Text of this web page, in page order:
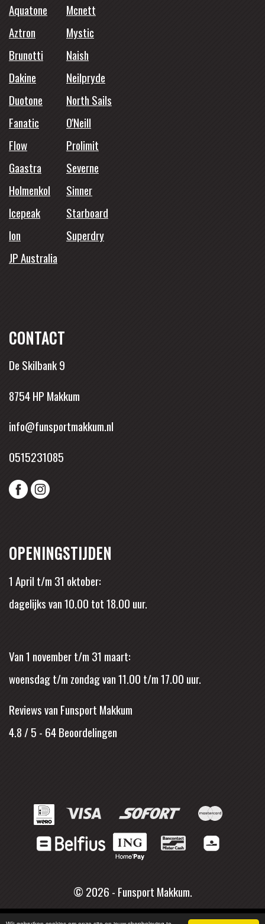
Aquatone
Mcnett
Aztron
Mystic
Brunotti
Naish
Dakine
Neilpryde
Duotone
North Sails
Fanatic
O'Neill
Flow
Prolimit
Gaastra
Severne
Holmenkol
Sinner
Icepeak
Starboard
Ion
Superdry
JP Australia
CONTACT
De Skilbank 9
8754 HP Makkum
info@funsportmakkum.nl
0515231085
OPENINGSTIJDEN
1 April t/m 31 oktober:
dagelijks van 10.00 tot 18.00 uur.
Van 1 november t/m 31 maart:
woensdag t/m zondag van 11.00 t/m 17.00 uur.
Reviews van Funsport Makkum
4.8 / 5 - 64Beoordelingen
© 2026 - Funsport Makkum.